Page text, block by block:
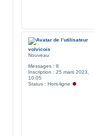
volvicois
Nouveau
Messages : 8
Inscription : 25 mars 2023,
10:05
Status : Hors-ligne